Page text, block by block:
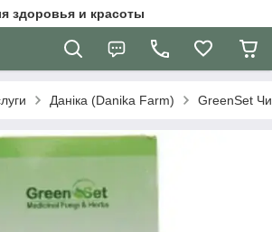
здоровья и красоты
Даніка (Danika Farm) GreenSet